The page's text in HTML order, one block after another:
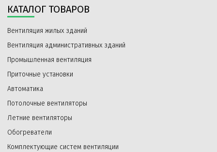
КАТАЛОГ ТОВАРОВ
Вентиляция жилых зданий
Вентиляция административных зданий
Промышленная вентиляция
Приточные установки
Автоматика
Потолочные вентиляторы
Летние вентиляторы
Обогреватели
Комплектующие систем вентиляции